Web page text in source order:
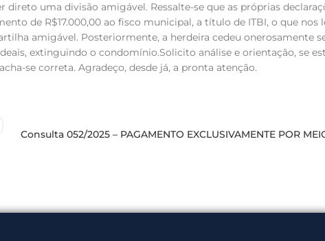
uma divisão amigável. Ressalte-se que as próprias
de R$17.000,00 ao fisco municipal, a título de ITBI, o que nos
amigável. Posteriormente, a herdeira cedeu onerosamente
extinguindo o condomínio.Solicito análise e orientação, se
se correta. Agradeço, desde já, a pronta atenção.
Consulta 052/2025 – PAGAMENTO EXCLUSIVAMENTE POR